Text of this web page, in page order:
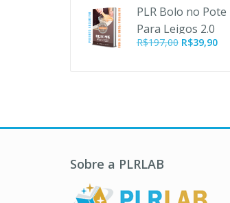
original
era:
R$37,00.
é:
PLR Bolo no Pote
Para Leigos 2.0
R$197,00 O
R$39,90O
Sobre a PLRLAB